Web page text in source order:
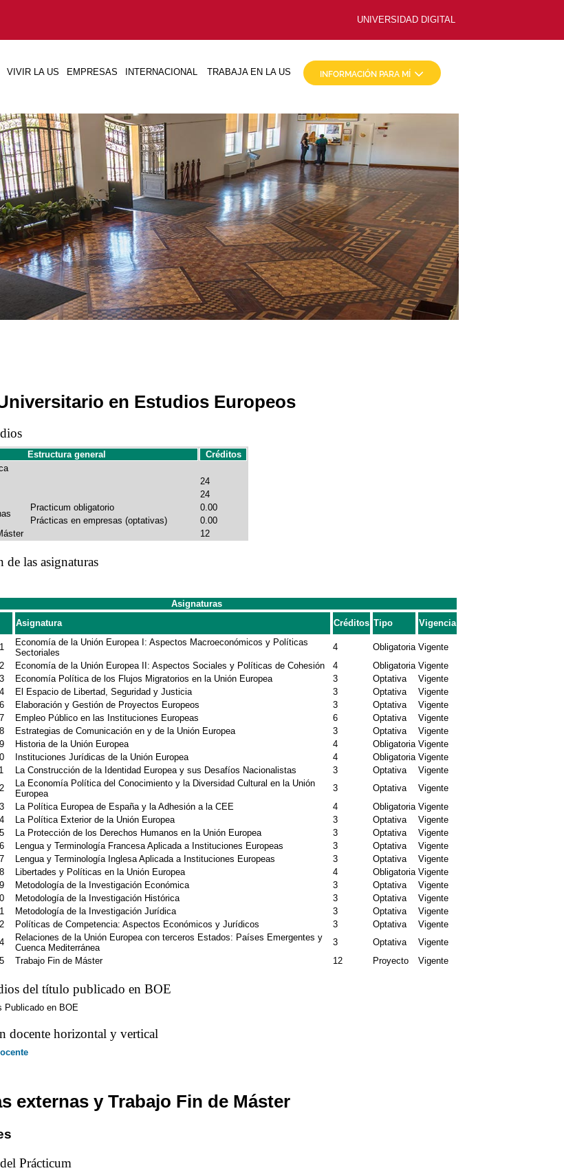
UNIVERSIDAD DIGITAL
VIVIR LA US EMPRESAS INTERNACIONAL TRABAJA EN LA US
en Estudios Europeos
Estructura general
Créditos
24
24
Practicum obligatorio
0.00
Prácticas en empresas (optativas)
0.00
12
de las asignaturas
Asignaturas
Asignatura Créditos Tipo Vigencia
Economía de la Unión Europea I: Aspectos Macroeconómicos y Políticas
Sectoriales
4 Obligatoria Vigente
Economía de la Unión Europea II: Aspectos Sociales y Políticas de Cohesión 4 Obligatoria Vigente
Economía Política de los Flujos Migratorios en la Unión Europea 3 Optativa
Vigente
El Espacio de Libertad, Seguridad y Justicia 3 Optativa
Vigente
Elaboración y Gestión de Proyectos Europeos 3 Optativa
Vigente
Empleo Público en las Instituciones Europeas 6 Optativa
Vigente
Estrategias de Comunicación en y de la Unión Europea 3 Optativa
Vigente
Historia de la Unión Europea 4 Obligatoria Vigente
Instituciones Jurídicas de la Unión Europea 4 Obligatoria Vigente
La Construcción de la Identidad Europea y sus Desafíos Nacionalistas 3 Optativa
Vigente
La Economía Política del Conocimiento y la Diversidad Cultural en la Unión
Europea
3 Optativa
Vigente
La Política Europea de España y la Adhesión a la CEE 4 Obligatoria Vigente
La Política Exterior de la Unión Europea 3 Optativa
Vigente
La Protección de los Derechos Humanos en la Unión Europea 3 Optativa
Vigente
Lengua y Terminología Francesa Aplicada a Instituciones Europeas 3 Optativa
Vigente
Lengua y Terminología Inglesa Aplicada a Instituciones Europeas 3 Optativa
Vigente
Libertades y Políticas en la Unión Europea 4 Obligatoria Vigente
Metodología de la Investigación Económica 3 Optativa
Vigente
Metodología de la Investigación Histórica 3 Optativa
Vigente
Metodología de la Investigación Jurídica 3 Optativa
Vigente
Políticas de Competencia: Aspectos Económicos y Jurídicos 3 Optativa
Vigente
Relaciones de la Unión Europea con terceros Estados: Países Emergentes y
Cuenca Mediterránea
3 Optativa
Vigente
Trabajo Fin de Máster 12 Proyecto Vigente
del título publicado en BOE
Publicado en BOE
docente horizontal y vertical
externas y Trabajo Fin de Máster
Prácticum